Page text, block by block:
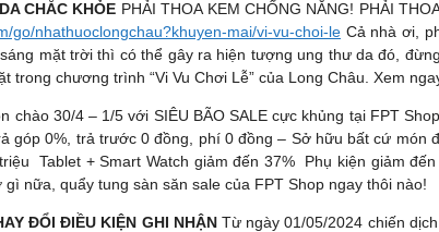
CHẮC KHỎE PHẢI THOA KEM CHỐNG NẮNG! PHẢI
go/nhathuoclongchau?khuyen-mai/vi-vu-choi-leCả nhà ơi,
mặt trời thì có thể gây ra hiện tượng ung thư da đó,
chương trình “Vi Vu Chơi Lễ” của Long Châu. Xem
chào 30/4 – 1/5 với SIÊU BÃO SALE cực khủng tại FPT
góp 0%, trả trước 0 đồng, phí 0 đồng – Sở hữu bất cứ món
Tablet + Smart Watch giảm đến 37% ️ Phụ kiện giảm
gì nữa, quẩy tung sàn săn sale của FPT Shop ngay thôi nào!
ĐỔI ĐIỀU KIỆN GHI NHẬNTừ ngày 01/05/2024 chiến